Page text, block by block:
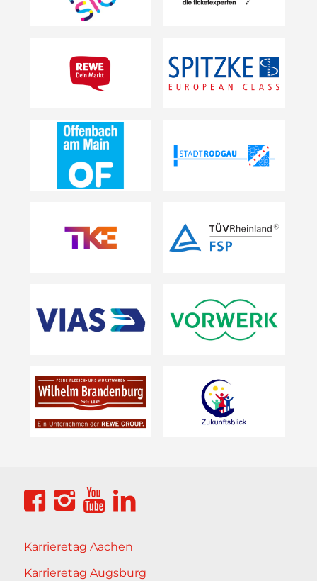
Karrieretag Aachen
Karrieretag Augsburg